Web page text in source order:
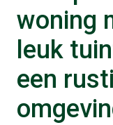
woning
leuk
een